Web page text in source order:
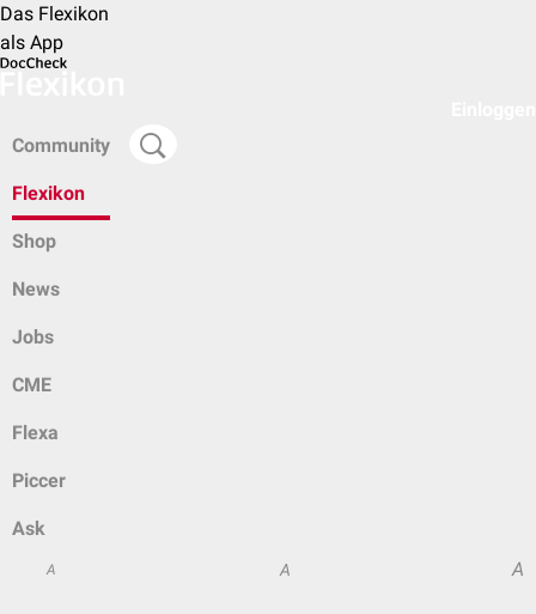
Das Flexikon
als App
Community
Flexikon
Shop
News
Jobs
CME
Flexa
Piccer
Ask
A A A